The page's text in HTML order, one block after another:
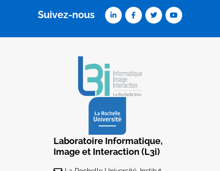
Suivez-nous
Laboratoire Informatique,
Image et Interaction (L3i)